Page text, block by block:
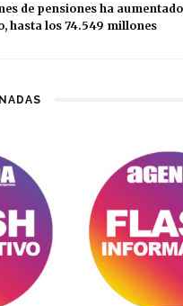
de pensiones ha
hasta los 74.549 millones